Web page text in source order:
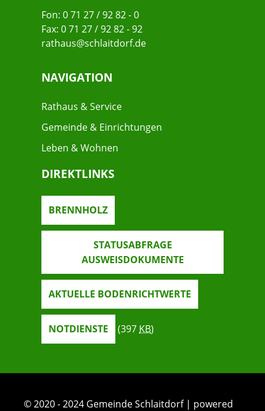
Fon: 0 71 27 / 92 82 - 0
Fax: 0 71 27 / 92 82 - 92
rathaus@schlaitdorf.de
NAVIGATION
Rathaus & Service
Gemeinde & Einrichtungen
Leben & Wohnen
DIREKTLINKS
BRENNHOLZ
STATUSABFRAGE
AUSWEISDOKUMENTE
AKTUELLE BODENRICHTWERTE
NOTDIENSTE (397 KB)
© 2020 - 2024 Gemeinde Schlaitdorf | powered